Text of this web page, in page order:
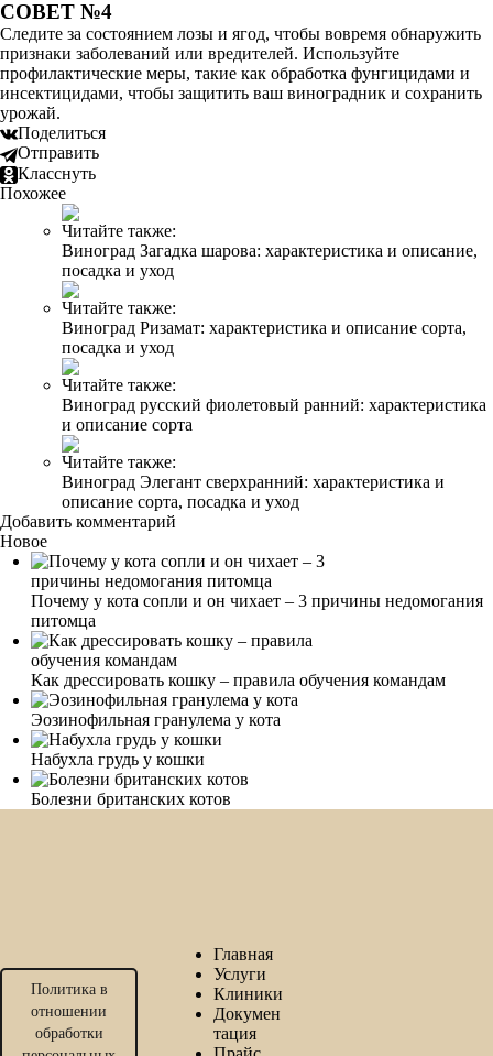
СОВЕТ №4
Следите за состоянием лозы и ягод, чтобы вовремя обнаружить
признаки заболеваний или вредителей. Используйте
профилактические меры, такие как обработка фунгицидами и
инсектицидами, чтобы защитить ваш виноградник и сохранить
урожай.
Поделиться
Отправить
Класснуть
Похожее
Читайте также:
Виноград Загадка шарова: характеристика и описание,
посадка и уход
Читайте также:
Виноград Ризамат: характеристика и описание сорта,
посадка и уход
Читайте также:
Виноград русский фиолетовый ранний: характеристика
и описание сорта
Читайте также:
Виноград Элегант сверхранний: характеристика и
описание сорта, посадка и уход
Добавить комментарий
Новое
Почему у кота сопли и он чихает – 3 причины недомогания
питомца
Как дрессировать кошку – правила обучения командам
Эозинофильная гранулема у кота
Набухла грудь у кошки
Болезни британских котов
Политика в
отношении
обработки
Главная
Услуги
Клиники
Докумен
тация